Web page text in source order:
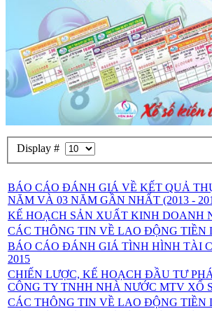
Display #
BÁO CÁO ĐÁNH GIÁ VỀ KẾT QUẢ
NĂM VÀ 03 NĂM GẦN NHẤT (2013 -
KẾ HOẠCH SẢN XUẤT KINH DOANH
CÁC THÔNG TIN VỀ LAO ĐỘNG TIỀN
BÁO CÁO ĐÁNH GIÁ TÌNH HÌNH TÀI
2015
CHIẾN LƯỢC, KẾ HOẠCH ĐẦU TƯ
CÔNG TY TNHH NHÀ NƯỚC MTV XỔ
CÁC THÔNG TIN VỀ LAO ĐỘNG TIỀN